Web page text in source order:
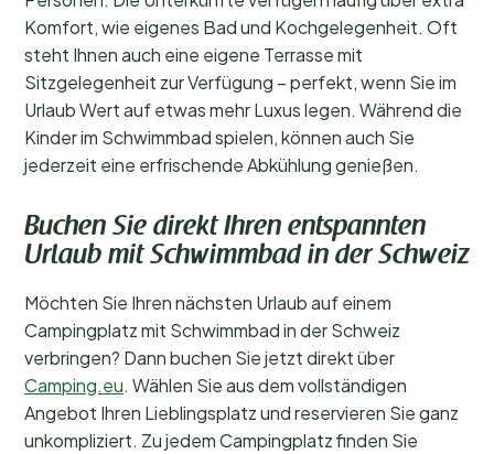
Komfort, wie eigenes Bad und Kochgelegenheit. Oft
steht Ihnen auch eine eigene Terrasse mit
Sitzgelegenheit zur Verfügung – perfekt, wenn Sie im
Urlaub Wert auf etwas mehr Luxus legen. Während die
Kinder im Schwimmbad spielen, können auch Sie
jederzeit eine erfrischende Abkühlung genießen.
Buchen Sie direkt Ihren entspannten
Urlaub mit Schwimmbad in der Schweiz
Möchten Sie Ihren nächsten Urlaub auf einem
Campingplatz mit Schwimmbad in der Schweiz
verbringen? Dann buchen Sie jetzt direkt über
Camping.eu. Wählen Sie aus dem vollständigen
Angebot Ihren Lieblingsplatz und reservieren Sie ganz
unkompliziert. Zu jedem Campingplatz finden Sie